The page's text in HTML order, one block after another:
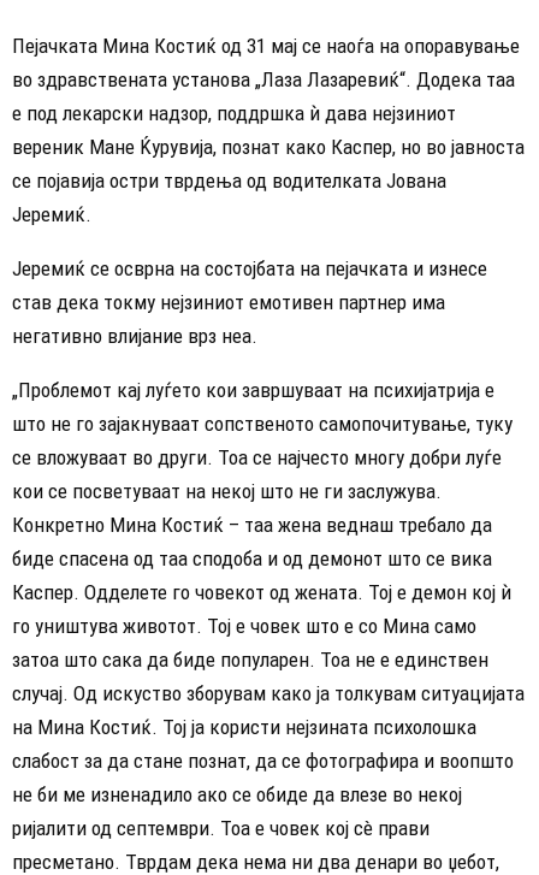
Пејачката Мина Костиќ од 31 мај се наоѓа на опоравување
во здравствената установа „Лаза Лазаревиќ“. Додека таа
е под лекарски надзор, поддршка ѝ дава нејзиниот
вереник Мане Ќурувија, познат како Каспер, но во јавноста
се појавија остри тврдења од водителката Јована
Јеремиќ.
Јеремиќ се осврна на состојбата на пејачката и изнесе
став дека токму нејзиниот емотивен партнер има
негативно влијание врз неа.
„Проблемот кај луѓето кои завршуваат на психијатрија е
што не го зајакнуваат сопственото самопочитување, туку
се вложуваат во други. Тоа се најчесто многу добри луѓе
кои се посветуваат на некој што не ги заслужува.
Конкретно Мина Костиќ – таа жена веднаш требало да
биде спасена од таа сподоба и од демонот што се вика
Каспер. Одделете го човекот од жената. Тој е демон кој ѝ
го уништува животот. Тој е човек што е со Мина само
затоа што сака да биде популарен. Тоа не е единствен
случај. Од искуство зборувам како ја толкувам ситуацијата
на Мина Костиќ. Тој ја користи нејзината психолошка
слабост за да стане познат, да се фотографира и воопшто
не би ме изненадило ако се обиде да влезе во некој
ријалити од септември. Тоа е човек кој сè прави
пресметано. Тврдам дека нема ни два денари во џебот,